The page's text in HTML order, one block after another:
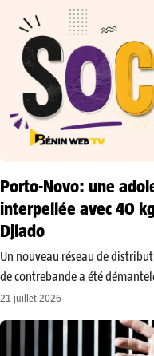
Porto-Novo: une
interpellée avec 40
Djlado
​Un nouveau réseau de
de contrebande a été
éléments du commissariat du
conduisant à la saisie de près…
21 juillet 2026